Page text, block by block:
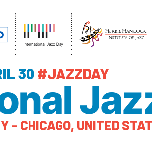
30 #JAZZDAY
– CHICAGO, UNITED